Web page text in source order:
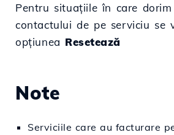
Pentru situațiile în care
contactului de pe serviciu se
opțiunea Resetează
Note
Serviciile care au facturare